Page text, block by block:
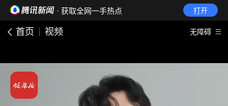
· 获取全网一手热点 打开
首页 视频 无障碍